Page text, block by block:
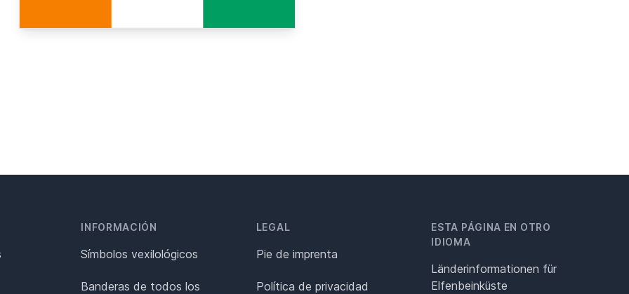
INFORMACIÓN
Símbolos vexilológicos
Banderas de todos los
LEGAL
Pie de imprenta
Política de privacidad
ESTA PÁGINA EN OTRO
IDIOMA
Länderinformationen für
Elfenbeinküste